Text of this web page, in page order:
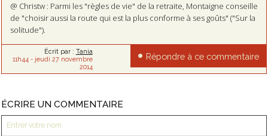
@ Christw : Parmi les "règles de vie" de la retraite, Montaigne conseille
de "choisir aussi la route qui est la plus conforme à ses goûts" ("Sur la
solitude").
Écrit par : Tania
11h44 - jeudi 27 novembre
2014
Répondre à ce commentaire
ÉCRIRE UN COMMENTAIRE